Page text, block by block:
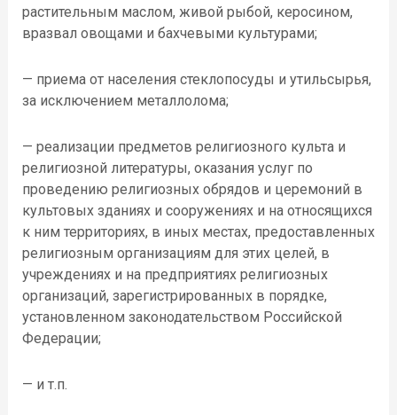
растительным маслом, живой рыбой, керосином,
вразвал овощами и бахчевыми культурами;
— приема от населения стеклопосуды и утильсырья,
за исключением металлолома;
— реализации предметов религиозного культа и
религиозной литературы, оказания услуг по
проведению религиозных обрядов и церемоний в
культовых зданиях и сооружениях и на относящихся
к ним территориях, в иных местах, предоставленных
религиозным организациям для этих целей, в
учреждениях и на предприятиях религиозных
организаций, зарегистрированных в порядке,
установленном законодательством Российской
Федерации;
— и т.п.